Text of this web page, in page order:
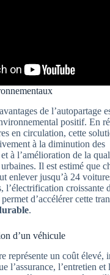
de l’autopartage
positif. En
en circulation, cette
à la diminution des
et à l’amélioration de la
Il est estimé que
enlever jusqu’à 24
l’électrification croissante
d’accélérer cette
.
d’un véhicule
représente un coût élevé,
l’assurance, l’entretien et